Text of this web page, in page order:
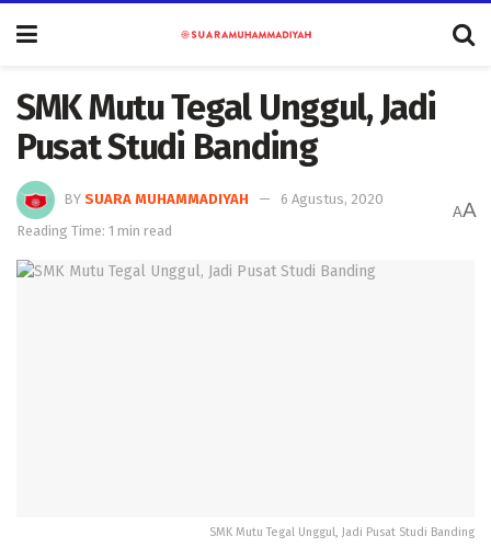
SMK Mutu Tegal Unggul, Jadi
Pusat Studi Banding
BY SUARA MUHAMMADIYAH
6 Agustus, 2020
Reading Time: 1 min read
AA
SMK Mutu Tegal Unggul, Jadi Pusat Studi Banding